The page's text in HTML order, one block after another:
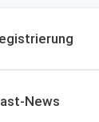
News